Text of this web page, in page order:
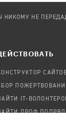
НИКОМУ НЕ
IT-